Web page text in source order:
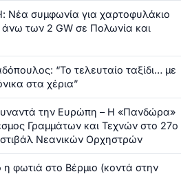
Νέα συμφωνία για χαρτοφυλάκιο
των 2 GW σε Πολωνία και
“Το τελευταίο ταξίδι… με
στα χέρια”
την Ευρώπη – Η «Πανδώρα»
Γραμμάτων και Τεχνών στο 27ο
Νεανικών Ορχηστρών
φωτιά στο Βέρμιο (κοντά στην